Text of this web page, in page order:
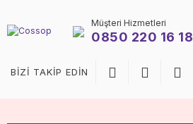
Müşteri Hizmetleri
0850 220 16 18
BİZİ TAKİP EDİN